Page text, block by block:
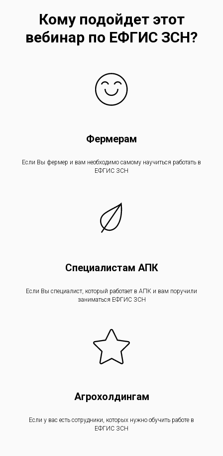
Кому подойдет этот
вебинар по ЕФГИС ЗСН?
Фермерам
Если Вы фермер и вам необходимо самому научиться работать в
ЕФГИС ЗСН
Специалистам АПК
Если Вы специалист, который работает в АПК и вам поручили
заниматься ЕФГИС ЗСН
Агрохолдингам
Если у вас есть сотрудники, которых нужно обучить работе в
ЕФГИС ЗСН